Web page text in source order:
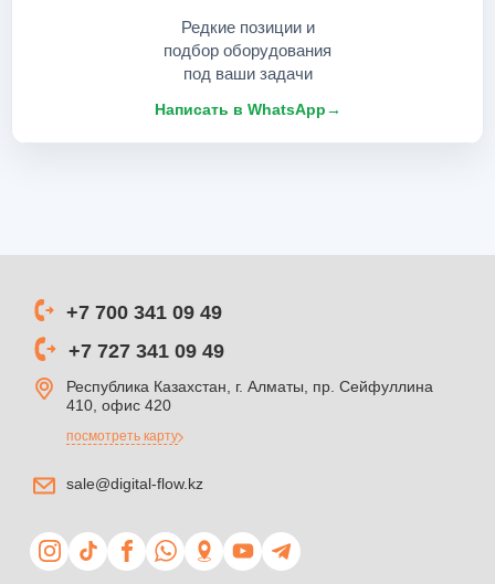
Редкие позиции и
подбор оборудования
под ваши задачи
Написать в WhatsApp→
+7 700 341 09 49
+7 727 341 09 49
Республика Казахстан, г. Алматы, пр. Сейфуллина
410, офис 420
посмотреть карту
sale@digital-flow.kz